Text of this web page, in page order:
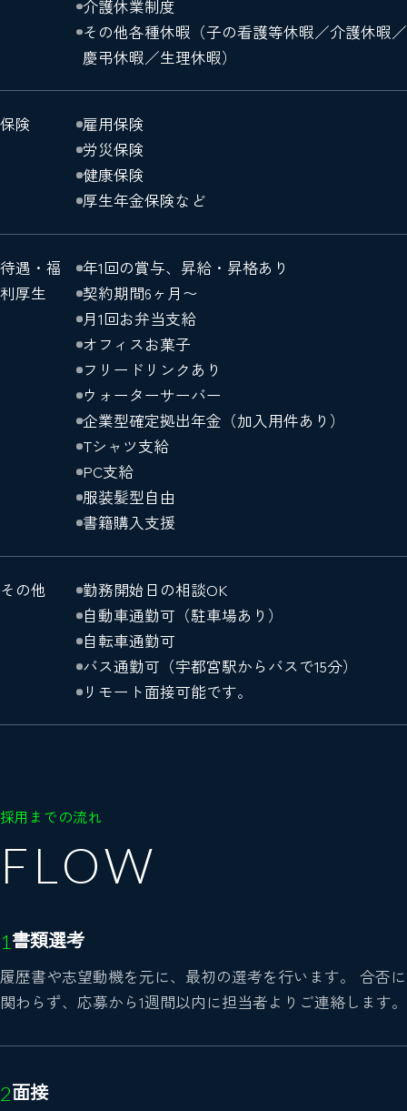
介護休業制度
その他各種休暇（子の看護等休暇／介護休暇／
慶弔休暇／生理休暇）
保険
雇用保険
労災保険
健康保険
厚生年金保険など
待遇・福
利厚生
年1回の賞与、昇給・昇格あり
契約期間6ヶ月〜
月1回お弁当支給
オフィスお菓子
フリードリンクあり
ウォーターサーバー
企業型確定拠出年金（加入用件あり）
Tシャツ支給
PC支給
服装髪型自由
書籍購入支援
その他
勤務開始日の相談OK
自動車通勤可（駐車場あり）
自転車通勤可
バス通勤可（宇都宮駅からバスで15分）
リモート面接可能です。
採用までの流れ
FLOW
書類選考
履歴書や志望動機を元に、最初の選考を行います。
合否に
関わらず、応募から1週間以内に担当者よりご連絡します。
面接